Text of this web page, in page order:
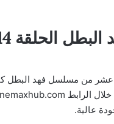
عشر من مسلسل فهد البطل
الرابط
عالية.